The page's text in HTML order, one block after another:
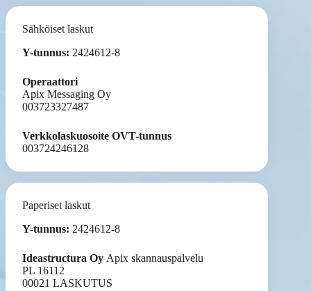
Sähköiset laskut
Y-tunnus: 2424612-8
Operaattori
Apix Messaging Oy
003723327487
Verkkolaskuosoite OVT-tunnus
003724246128
Paperiset laskut
Y-tunnus: 2424612-8
Ideastructura Oy Apix skannauspalvelu
PL 16112
00021 LASKUTUS